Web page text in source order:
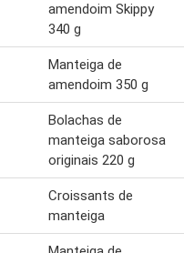
amendoim Skippy
340 g
Manteiga de
amendoim 350 g
Bolachas de
manteiga saborosa
originais 220 g
Croissants de
manteiga